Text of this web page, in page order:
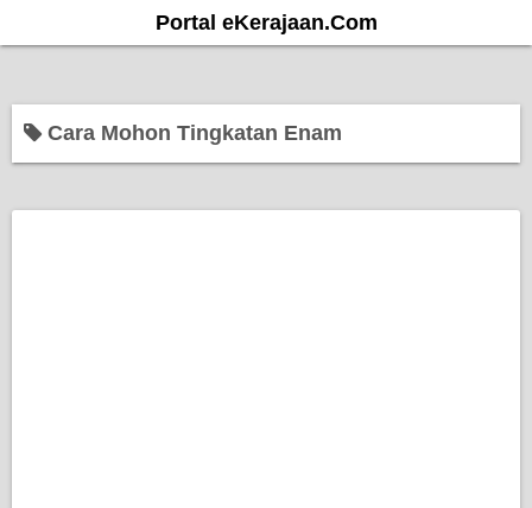
k
Portal eKerajaan.Com
Cara Mohon Tingkatan Enam